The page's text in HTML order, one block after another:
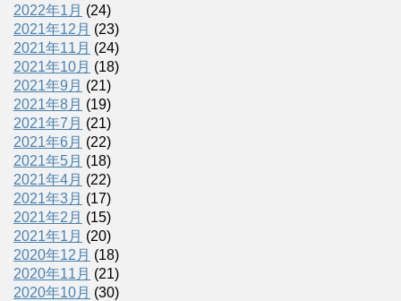
2022年1月 (24)
2021年12月 (23)
2021年11月 (24)
2021年10月 (18)
2021年9月 (21)
2021年8月 (19)
2021年7月 (21)
2021年6月 (22)
2021年5月 (18)
2021年4月 (22)
2021年3月 (17)
2021年2月 (15)
2021年1月 (20)
2020年12月 (18)
2020年11月 (21)
2020年10月 (30)